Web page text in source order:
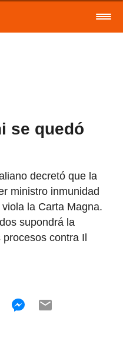
se quedó
decretó que la
ministro inmunidad
la Carta Magna.
supondrá la
contra Il